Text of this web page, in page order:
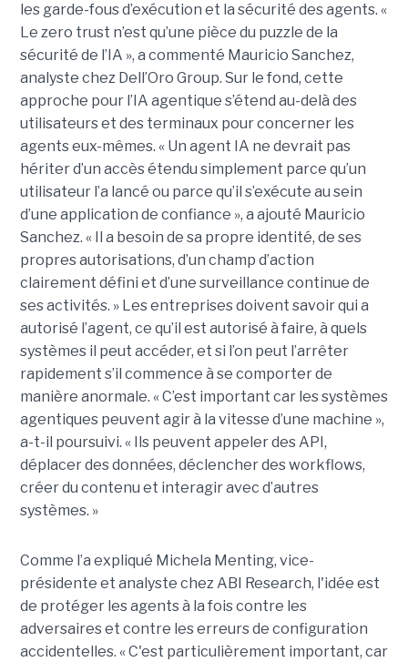
les garde-fous d’exécution et la sécurité des agents. «
Le zero trust n’est qu’une pièce du puzzle de la
sécurité de l’IA », a commenté Mauricio Sanchez,
analyste chez Dell’Oro Group. Sur le fond, cette
approche pour l’IA agentique s’étend au-delà des
utilisateurs et des terminaux pour concerner les
agents eux-mêmes. « Un agent IA ne devrait pas
hériter d’un accès étendu simplement parce qu’un
utilisateur l’a lancé ou parce qu’il s’exécute au sein
d’une application de confiance », a ajouté Mauricio
Sanchez. « Il a besoin de sa propre identité, de ses
propres autorisations, d’un champ d’action
clairement défini et d’une surveillance continue de
ses activités. » Les entreprises doivent savoir qui a
autorisé l’agent, ce qu’il est autorisé à faire, à quels
systèmes il peut accéder, et si l’on peut l’arrêter
rapidement s’il commence à se comporter de
manière anormale. « C’est important car les systèmes
agentiques peuvent agir à la vitesse d’une machine »,
a-t-il poursuivi. « Ils peuvent appeler des API,
déplacer des données, déclencher des workflows,
créer du contenu et interagir avec d’autres
systèmes. »
Comme l’a expliqué Michela Menting, vice-
présidente et analyste chez ABI Research, l'idée est
de protéger les agents à la fois contre les
adversaires et contre les erreurs de configuration
accidentelles. « C'est particulièrement important, car